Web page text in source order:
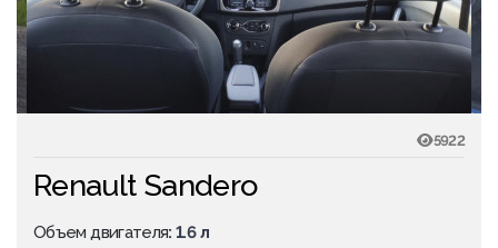
5922
Renault Sandero
Объем двигателя: 1.6 л